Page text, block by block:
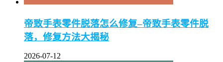
帝致手表零件脱落怎么修复–帝致手表零件脱
落，修复方法大揭秘
2026-07-12